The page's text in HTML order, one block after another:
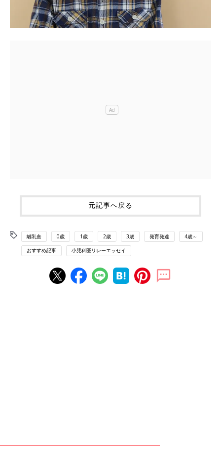
元記事へ戻る
離乳食 0歳 1歳 2歳 3歳 発育発達 4歳～
おすすめ記事 小児科医リレーエッセイ